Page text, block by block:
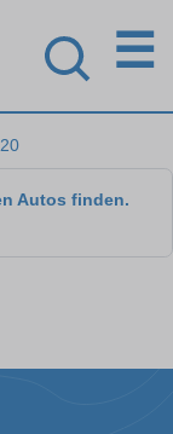
☰
Autos finden.